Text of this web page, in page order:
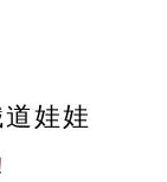
娃娃